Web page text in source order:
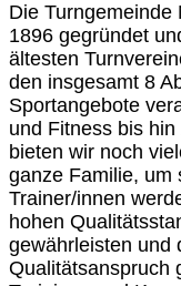
Die Turngemeinde
1896 gegründet
ältesten
den insgesamt 8
Sportangebote
und Fitness bis
bieten wir noch
ganze Familie, um
Trainer/innen
hohen
gewährleisten und
Qualitätsanspruch